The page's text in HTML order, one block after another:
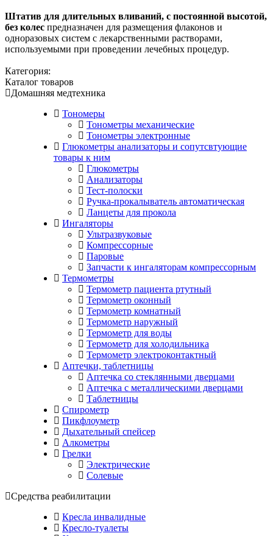
Штатив для длительных вливаний, с постоянной высотой,
без колес предназначен для размещения флаконов и
одноразовых систем с лекарственными растворами,
используемыми при проведении лечебных процедур.
Категория:
Каталог товаров
Домашняя медтехника
Тономеры
Тонометры механические
Тонометры электронные
Глюкометры анализаторы и сопутсвтующие
товары к ним
Глюкометры
Анализаторы
Тест-полоски
Ручка-прокалыватель автоматическая
Ланцеты для прокола
Ингаляторы
Ультразвуковые
Компрессорные
Паровые
Запчасти к ингаляторам компрессорным
Термометры
Термометр пациента ртутный
Термометр оконный
Термометр комнатный
Термометр наружный
Термометр для воды
Термометр для холодильника
Термометр электроконтактный
Аптечки, таблетницы
Аптечка со стеклянными дверцами
Аптечка с металлическими дверцами
Таблетницы
Спирометр
Пикфлоуметр
Дыхательный спейсер
Алкометры
Грелки
Электрические
Солевые
Средства реабилитации
Кресла инвалидные
Кресло-туалеты